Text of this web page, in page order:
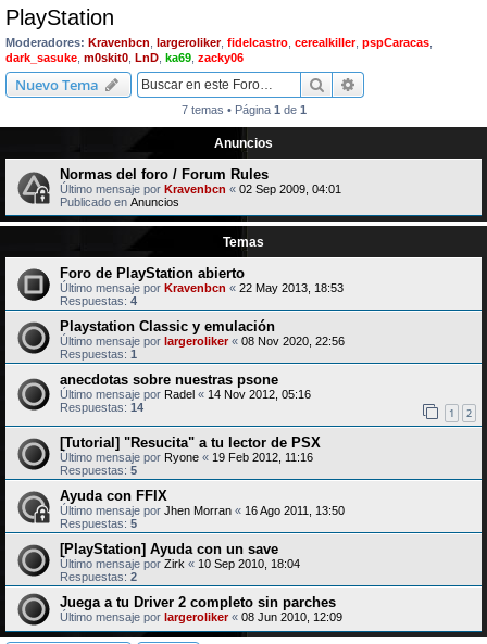
PlayStation
Moderadores: Kravenbcn largeroliker, fidelcastro cerealkiller, pspCaracas
dark_sasuke m0skit0 LnD ka69 zacky06
Nuevo Tema Buscar
7 temas • Página 1 de 1
Anuncios
Normas del foro / Forum Rules
Último mensaje por Kravenbcn « 02 Sep 2009, 04:01
Publicado en Anuncios
Temas
Foro de PlayStation abierto
Último mensaje por Kravenbcn « 22 May 2013, 18:53
Respuestas: 4
Playstation Classic y emulación
Último mensaje por largeroliker« 08 Nov 2020, 22:56
Respuestas: 1
anecdotas sobre nuestras psone
Último mensaje por Radel « 14 Nov 2012, 05:16
Respuestas: 14 1 2
[Tutorial] "Resucita" a tu lector de PSX
Último mensaje por Ryone « 19 Feb 2012, 11:16
Respuestas: 5
Ayuda con FFIX
Último mensaje por Jhen Morran « 16 Ago 2011, 13:50
Respuestas: 5
[PlayStation] Ayuda con un save
Último mensaje por Zirk « 10 Sep 2010, 18:04
Respuestas: 2
Juega a tu Driver 2 completo sin parches
Último mensaje por largeroliker« 08 Jun 2010, 12:09